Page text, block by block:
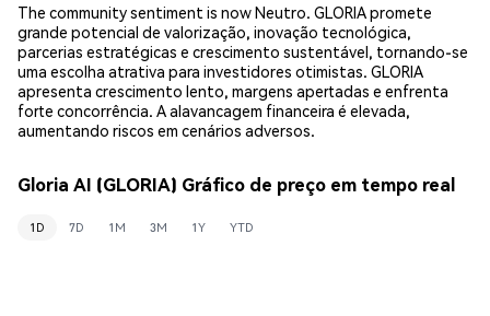
The community sentiment is now Neutro. GLORIA promete
grande potencial de valorização, inovação tecnológica,
parcerias estratégicas e crescimento sustentável, tornando-se
uma escolha atrativa para investidores otimistas. GLORIA
apresenta crescimento lento, margens apertadas e enfrenta
forte concorrência. A alavancagem financeira é elevada,
aumentando riscos em cenários adversos.
Gloria AI (GLORIA) Gráfico de preço em tempo real
1D 7D 1M 3M 1Y YTD